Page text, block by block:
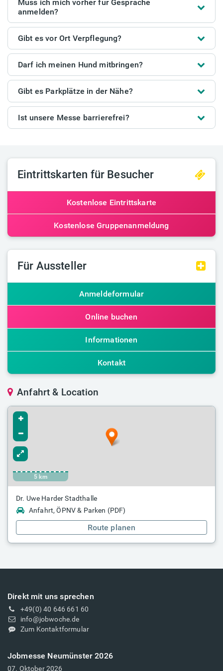
Muss ich mich vorher für Gespräche
anmelden?
Gibt es vor Ort Verpflegung?
Darf ich meinen Hund mitbringen?
Gibt es Parkplätze in der Nähe?
Ist unsere Messe barrierefrei?
Eintrittskarten für Besucher
Kostenlose Eintrittskarte
Kostenlose Gruppenanmeldung
Für Aussteller
Anmeldeformular
Online buchen
Informationen
Kontakt
Anfahrt & Location
5 km
Dr. Uwe Harder Stadthalle
Anfahrt, ÖPNV & Parken (PDF)
Route planen
Direkt mit uns sprechen
+49(0) 40 646 661 60
info@jobwoche.de
Zum Kontaktformular
Jobmesse Neumünster 2026
07. Oktober 2026